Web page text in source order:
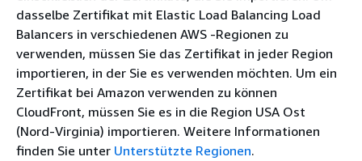
dasselbe Zertifikat mit Elastic Load Balancing Load
Balancers in verschiedenen AWS -Regionen zu
verwenden, müssen Sie das Zertifikat in jeder Region
importieren, in der Sie es verwenden möchten. Um ein
Zertifikat bei Amazon verwenden zu können
CloudFront, müssen Sie es in die Region USA Ost
(Nord-Virginia) importieren. Weitere Informationen
finden Sie unter Unterstützte Regionen.